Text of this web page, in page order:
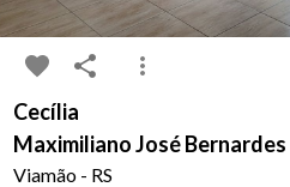
Cecília
Maximiliano José Bernardes
Viamão - RS